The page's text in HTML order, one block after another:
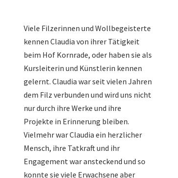
Viele Filzerinnen und Wollbegeisterte
kennen Claudia von ihrer Tätigkeit
beim Hof Kornrade, oder haben sie als
Kursleiterin und Künstlerin kennen
gelernt. Claudia war seit vielen Jahren
dem Filz verbunden und wird uns nicht
nur durch ihre Werke und ihre
Projekte in Erinnerung bleiben.
Vielmehr war Claudia ein herzlicher
Mensch, ihre Tatkraft und ihr
Engagement war ansteckend und so
konnte sie viele Erwachsene aber